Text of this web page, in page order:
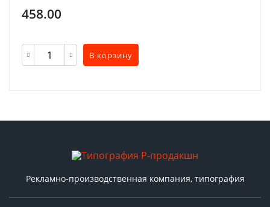
458.00
В корзину
Рекламно-производственная компания, типография